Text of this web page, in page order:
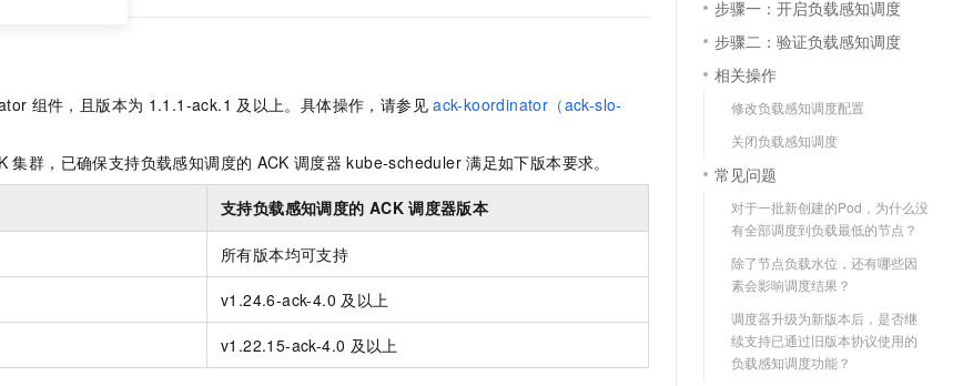
组件，且版本为 1.1.1-ack.1 及以上。具体操作，请参见 ack-koordinator（ack-slo-
集群，已确保支持负载感知调度的 ACK 调度器 kube-scheduler 满足如下版本要求。
支持负载感知调度的 ACK 调度器版本
所有版本均可支持
v1.24.6-ack-4.0 及以上
v1.22.15-ack-4.0 及以上
步骤一：开启负载感知调度
步骤二：验证负载感知调度
相关操作
修改负载感知调度配置
关闭负载感知调度
常见问题
对于一批新创建的Pod，为什么没
有全部调度到负载最低的节点？
除了节点负载水位，还有哪些因
素会影响调度结果？
调度器升级为新版本后，是否继
续支持已通过旧版本协议使用的
负载感知调度功能？
模型
视觉 Coding、空间感知、多模态思考等全面升级
GLM-5.2
1M上下文，专为长程任务能力而生
Wan2.7-T2V
高表现力语音合成大模型，语音克隆听感自然
个人版上线、团队版降价；千问3.8-Max首发发尝鲜
果
大模型服务平台百炼-应用模版
丰富多元化的应用模版和解决方案
大模型服务平台百炼-智能体
灵活可视化地构建企业级 Agent
大模型原生应用
面向真实软件的智能体编程平台
万有无界
NEW
一站式AI生产力平台
智能客服平台，对话机器人、对话分析、智能外呼
Data Agent 驱动的一站式 Data+AI 开发治理平台
高效部署网站，快速应用到小程序
免费体验 夜间 5 折，Qwen/Meoo/TokenPlan 客户专享 AI智能应用，一键激活高效办公新体验
智能客服
自动承接线索、识别商机，让客服更高效、服务更出色。
创新加速
覆盖90%+业务场景，专享组合折扣价
精选AI产品，从模型到应用全链提效
AI 用量加速计划
新老同享，达量后返
版）
天气预报查询
ERP
广告营销
Ubuntu
SUSE
模板建站
定制建站
模板小程序
堡垒机
AI 应用及服务市场
服务生态伙伴
登录合作伙伴管理后台
我要建议
我要投诉
客户案例
云工开物
科研合作